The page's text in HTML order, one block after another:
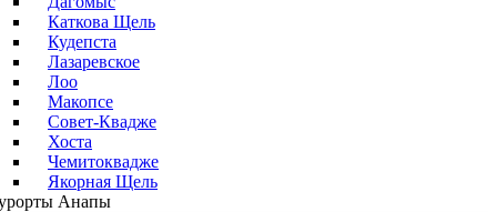
Каткова Щель
Кудепста
Лазаревское
Лоо
Макопсе
Совет-Квадже
Хоста
Чемитоквадже
Якорная Щель
Анапы